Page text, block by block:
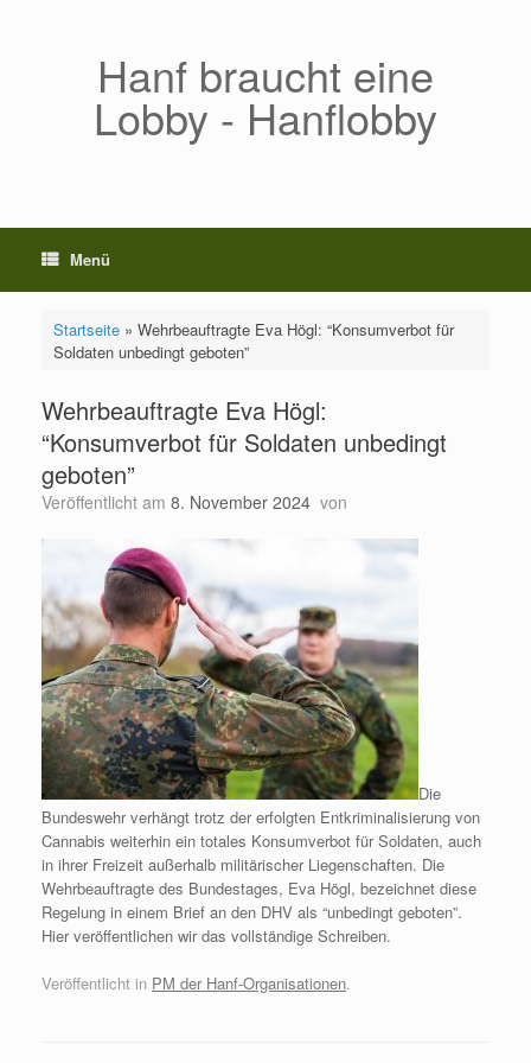
Hanf braucht eine
Lobby - Hanflobby
Menü
Startseite» Wehrbeauftragte Eva Högl: “Konsumverbot für
Soldaten unbedingt geboten”
Wehrbeauftragte Eva Högl:
“Konsumverbot für Soldaten unbedingt
geboten”
Veröffentlicht am 8. November 2024 von
Die
Bundeswehr verhängt trotz der erfolgten Entkriminalisierung von
Cannabis weiterhin ein totales Konsumverbot für Soldaten, auch
in ihrer Freizeit außerhalb militärischer Liegenschaften. Die
Wehrbeauftragte des Bundestages, Eva Högl, bezeichnet diese
Regelung in einem Brief an den DHV als “unbedingt geboten”.
Hier veröffentlichen wir das vollständige Schreiben.
Veröffentlicht in PM der Hanf-Organisationen.